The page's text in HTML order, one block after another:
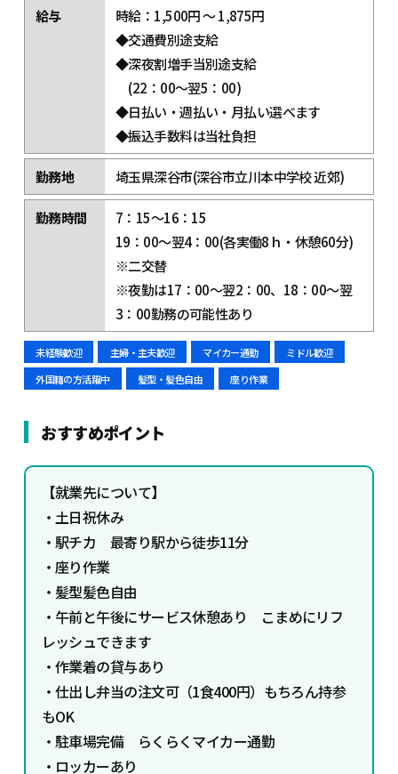
給与
時給：1,500円 ～ 1,875円
◆交通費別途支給
◆深夜割増手当別途支給
(22：00～翌5：00)
◆日払い・週払い・月払い選べます
◆振込手数料は当社負担
勤務地 埼玉県深谷市(深谷市立川本中学校 近郊)
勤務時間
7：15～16：15
19：00～翌4：00(各実働8ｈ・休憩60分)
※二交替
※夜勤は17：00～翌2：00、18：00～翌
3：00勤務の可能性あり
未経験歓迎 主婦・主夫歓迎 マイカー通勤
ミドル歓迎
外国籍の方活躍中
髪型・髪色自由 座り作業
おすすめポイント
【就業先について】
・土日祝休み
・駅チカ 最寄り駅から徒歩11分
・座り作業
・髪型髪色自由
・午前と午後にサービス休憩あり こまめにリフ
レッシュできます
・作業着の貸与あり
・仕出し弁当の注文可（1食400円）もちろん持参
もOK
・駐車場完備 らくらくマイカー通勤
・ロッカーあり